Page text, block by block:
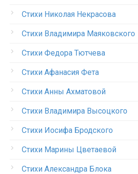
Стихи Николая Некрасова
Стихи Владимира Маяковского
Стихи Федора Тютчева
Стихи Афанасия Фета
Стихи Анны Ахматовой
Стихи Владимира Высоцкого
Стихи Иосифа Бродского
Стихи Марины Цветаевой
Стихи Александра Блока